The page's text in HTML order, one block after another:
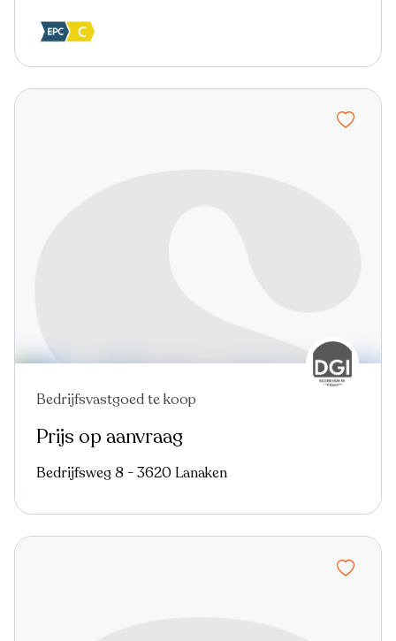
Bedrijfsvastgoed te koop
Prijs op aanvraag
Bedrijfsweg 8 - 3620 Lanaken